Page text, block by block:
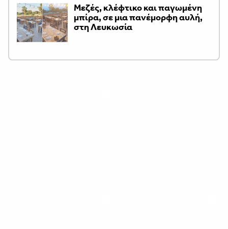
Μεζές, κλέφτικο και παγωμένη
μπίρα, σε μια πανέμορφη αυλή,
στη Λευκωσία